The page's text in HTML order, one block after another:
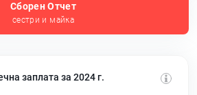
Сборен Отчет
сестри и майка
заплата за 2024 г.